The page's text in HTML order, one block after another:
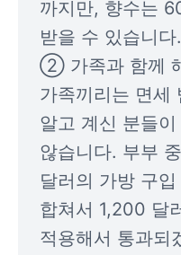
까지만, 향수는
받을 수 있습니다.
② 가족과 함께
가족끼리는 면세
알고 계신 분들
않습니다. 부부
달러의 가방 구
합쳐서 1,200 달
적용해서 통과되